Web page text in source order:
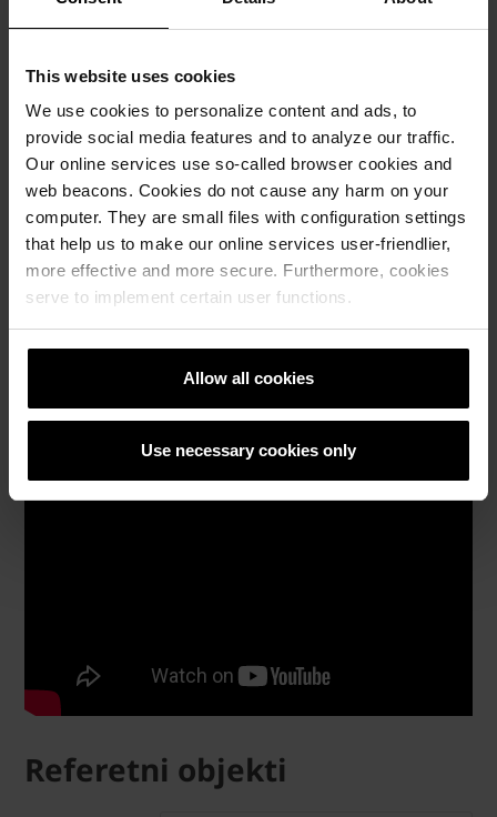
This website uses cookies
We use cookies to personalize content and ads, to
provide social media features and to analyze our traffic.
Our online services use so-called browser cookies and
web beacons. Cookies do not cause any harm on your
computer. They are small files with configuration settings
that help us to make our online services user-friendlier,
more effective and more secure. Furthermore, cookies
serve to implement certain user functions.
Allow all cookies
Use necessary cookies only
Naručite besplatan izračun materijala
Naručite besplatan uzorak crijepa
How to video sadržaj
Katalozi, brošure i tehnička
dokumentacija
Referetni objekti